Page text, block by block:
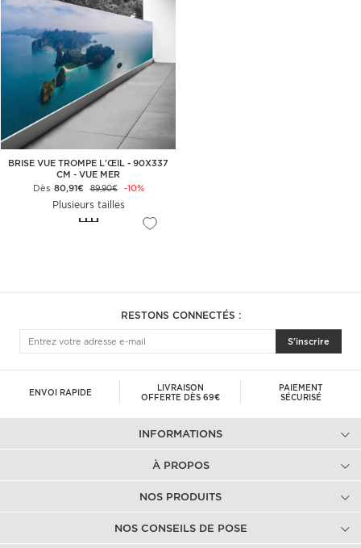
BRISE VUE TROMPE L'ŒIL - 90X337
CM - VUE MER
Dès 80,91€ 89,90€ -10%
Plusieurs tailles
RESTONS CONNECTÉS :
S'inscrire
ENVOI RAPIDE
LIVRAISON
OFFERTE DÈS 69€
PAIEMENT
SÉCURISÉ
INFORMATIONS
À PROPOS
NOS PRODUITS
NOS CONSEILS DE POSE